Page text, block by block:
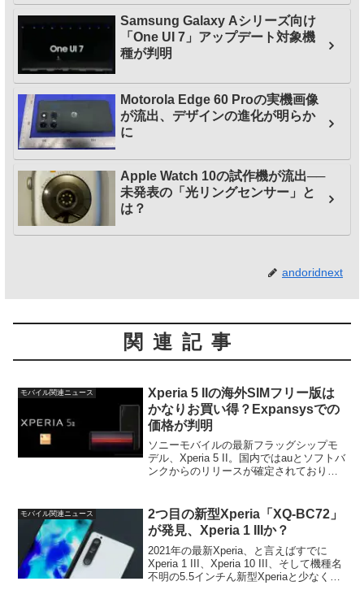
Samsung Galaxy Aシリーズ向け
「One UI 7」アップデート対象機
種が判明
Motorola Edge 60 Proの実機画像
が流出、デザインの進化が明らか
に
Apple Watch 10の試作機が流出──
未発表の「光リングセンサー」と
は？
andoridnext
関連記事
モバイル関連ニュース
Xperia 5 IIの海外SIMフリー版は
かなりお買い得？Expansysでの
価格が判明
ソニーモバイルの最新フラッグシップモ
デル、Xperia 5 II。国内ではauとソフトバ
ンクからのリリースが確定されており、
Xperia 5 IIはおそらく国内でもSI...
モバイル関連ニュース
2つ目の新型Xperia「XQ-BC72」
が発見、Xperia 1 IIIか？
2021年の最新Xperia、と言えばすでに
Xperia 1 III、Xperia 10 III、そして機種名
不明の5.5インチん新型Xperiaと少なくと